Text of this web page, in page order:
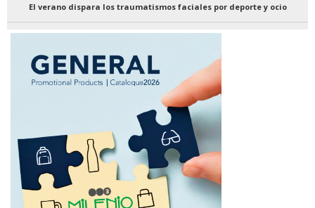
El verano dispara los traumatismos faciales por deporte y ocio